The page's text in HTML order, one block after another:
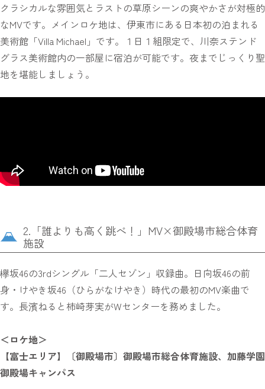
クラシカルな雰囲気とラストの草原シーンの爽やかさが対極的
なMVです。メインロケ地は、伊東市にある日本初の泊まれる
美術館「Villa Michael」です。１日１組限定で、川奈ステンド
グラス美術館内の一部屋に宿泊が可能です。夜までじっくり聖
地を堪能しましょう。
2.「誰よりも高く跳べ！」MV×御殿場市総合体育
施設
欅坂46の3rdシングル「二人セゾン」収録曲。日向坂46の前
身・けやき坂46（ひらがなけやき）時代の最初のMV楽曲で
す。長濱ねると柿崎芽実がWセンターを務めました。
＜ロケ地＞
【富士エリア】〔御殿場市〕御殿場市総合体育施設、加藤学園
御殿場キャンパス